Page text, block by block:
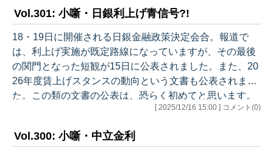
持されました。リスク要因も同様です。 （現状） ・基
調：一部に弱めの動きもみられるが、緩やかに回復して
いる ・個人消費：物価上昇の影響を受けつつも、雇用・
所得環境の改善を背景に底堅く推移している ・設備投
資：緩やかな増加傾…
Vol.301: 小噺・日銀利上げ青信号?!
18・19日に開催される日銀金融政策決定会合。報道で
は、利上げ実施が既定路線になっていますが、その最後
の関門となった短観が15日に公表されました。また、20
26年度賃上げスタンスの動向という文書も公表されまし
た。この類の文書の公表は、恐らく初めてと思います。
これらを見る限り、利上げへの障害は無くなったと言え
ぬ市場の激変が金曜日までに世界を襲うケースでしょう
[ 2025/12/16 15:00 ] コメント(0)
Vol.300: 小噺・中立金利